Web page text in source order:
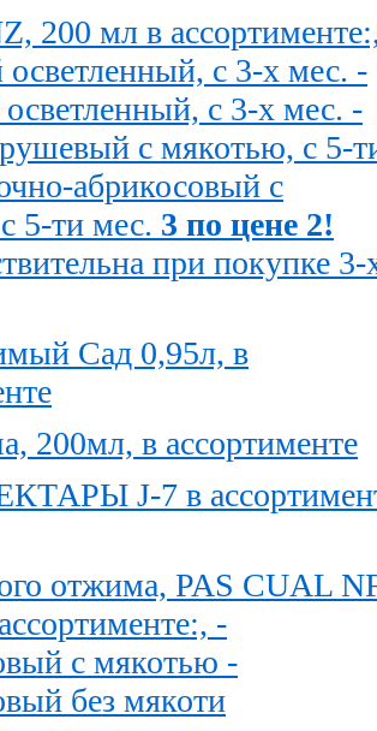
200 мл в
с 3-х мес. -
с 3-х мес. -
с мякотью, с 5-
абрикосовый с
5-ти мес. 3 по цене 2!
при покупке 3-
Сад 0,95л, в
200мл, в ассортименте
J-7 в
отжима, PAS CUAL
-
с мякотью -
без мякоти